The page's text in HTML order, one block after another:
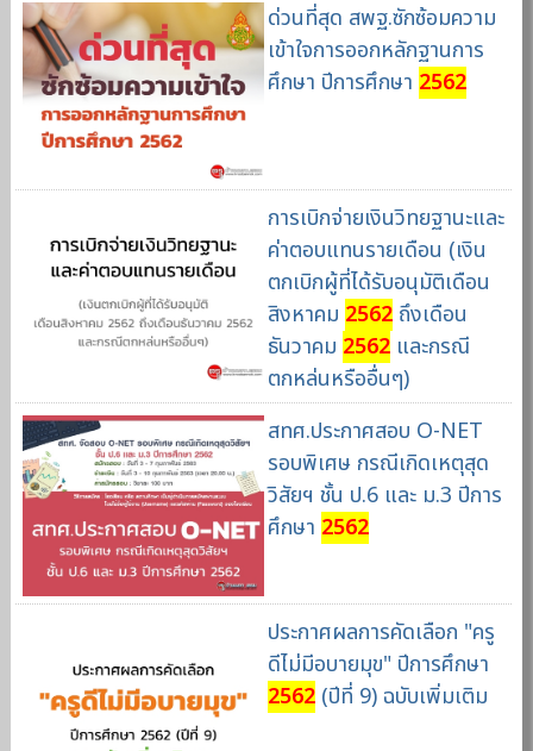
ด่วนที่สุด สพฐ.ซักซ้อมความ
เข้าใจการออกหลักฐานการ
ศึกษา ปีการศึกษา 2562
การเบิกจ่ายเงินวิทยฐานะและ
ค่าตอบแทนรายเดือน (เงิน
ตกเบิกผู้ที่ได้รับอนุมัติเดือน
สิงหาคม 2562ถึงเดือน
ธันวาคม 2562และกรณี
ตกหล่นหรืออื่นๆ)
สทศ.ประกาศสอบ O-NET
รอบพิเศษ กรณีเกิดเหตุสุด
วิสัยฯ ชั้น ป.6 และ ม.3 ปีการ
ศึกษา 2562
ประกาศผลการคัดเลือก "ครู
ดีไม่มีอบายมุข" ปีการศึกษา
2562(ปีที่ 9) ฉบับเพิ่มเติม